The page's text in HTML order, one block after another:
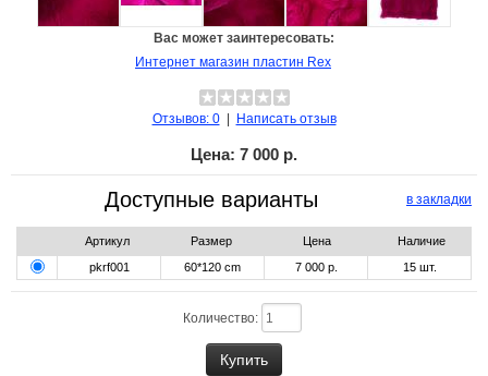
Вас может заинтересовать:
Интернет магазин пластин Rex
Отзывов: 0| Написать отзыв
Цена: 7 000 р.
в закладки
Доступные варианты
Артикул Размер Цена
Наличие
pkrf001
60*120 cm 7 000 р. 15 шт.
Количество: